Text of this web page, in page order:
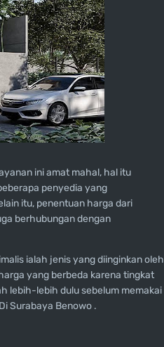
ini amat mahal, hal itu
penyedia yang
itu, penentuan harga dari
berhubungan dengan
ialah jenis yang diinginkan oleh
yang berbeda karena tingkat
lebih-lebih dulu sebelum memakai
Surabaya Benowo .